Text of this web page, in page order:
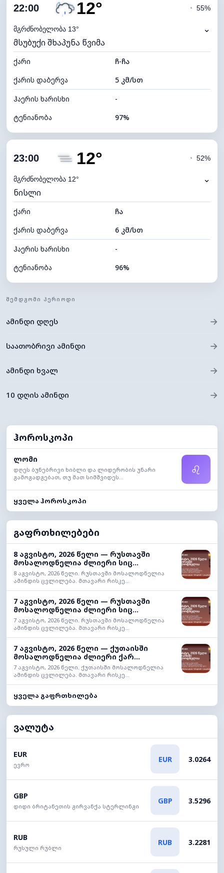
ღრუბლიანობა
ნამის წერტილი
ხილვადობა
განათების ინდექსი 0 (ბნელი)
ღრუბლის სიმაღლე 7840 მ
22:00 12°
მგრძნობელობა 13°
◔ 55%
⌄
მსუბუქი შხაპუნა წვიმა
ქარი
ჩ-ჩა
ქარის დაბერვა
5 კმ/სთ
ჰაერის ხარისხი
-
ტენიანობა
97%
ღრუბლიანობა
ნამის წერტილი
ხილვადობა
განათების ინდექსი 0 (ბნელი)
ღრუბლის სიმაღლე 7600 მ
23:00 12°
მგრძნობელობა 12°
◔ 52%
⌄
ნისლი
ქარი
ჩა
ქარის დაბერვა
6 კმ/სთ
ჰაერის ხარისხი
-
ტენიანობა
96%
ღრუბლიანობა
ნამის წერტილი
ხილვადობა
ᲨᲔᲛᲓᲒᲝᲛᲘ ᲞᲔᲠᲘᲝᲓᲘ
ამინდი დღეს →
საათობრივი ამინდი →
ამინდი ხვალ →
10 დღის ამინდი →
ჰოროსკოპი
ლომი
დღეს ბუნებრივი ხიბლი და ლიდერობის უნარი
გამოგადგებათ, თუ მათ სიმშვიდეს...
♌
ყველა ჰოროსკოპი
გაფრთხილებები
8 აგვისტო, 2026 წელი — რუსთავში
მოსალოდნელია ძლიერი სიც...
8 აგვისტო, 2026 წელი. რუსთავში მოსალოდნელია
ამინდის ცვლილება. მთავარი რისკე...
7 აგვისტო, 2026 წელი — რუსთავში
მოსალოდნელია ძლიერი სიც...
7 აგვისტო, 2026 წელი. რუსთავში მოსალოდნელია
ამინდის ცვლილება. მთავარი რისკე...
7 აგვისტო, 2026 წელი — ქუთაისში
მოსალოდნელია ძლიერი ქარ...
7 აგვისტო, 2026 წელი. ქუთაისში მოსალოდნელია
ამინდის ცვლილება. მთავარი რისკე...
ყველა გაფრთხილება
ვალუტა
EUR
ევრო
EUR 3.0264
GBP
დიდი ბრიტანეთის გირვანქა სტერლინგი
GBP 3.5296
RUB
რუსული რუბლი
RUB 3.2281